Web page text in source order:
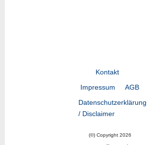
Kontakt
Impressum
AGB
Datenschutzerklärung
/ Disclaimer
(©) Copyright 2026